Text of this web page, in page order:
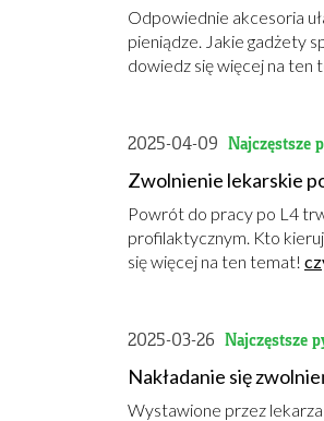
Odpowiednie akcesoria
pieniądze. Jakie gadżety
dowiedz się więcej na ten
2025-04-09 Najczęstsze
Zwolnienie lekarskie
Powrót do pracy po L4
profilaktycznym. Kto
się więcej na ten temat!
2025-03-26 Najczęstsze
Nakładanie się
Wystawione przez